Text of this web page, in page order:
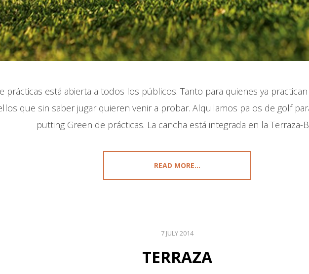
prácticas está abierta a todos los públicos. Tanto para quienes ya
que sin saber jugar quieren venir a probar. Alquilamos palos de golf
putting Green de prácticas. La cancha está integrada en la Terraza-
READ MORE...
7 JULY 2014
TERRAZA